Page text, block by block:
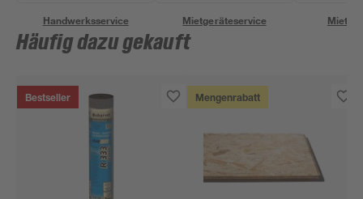
Handwerksservice Mietgeräteservice
Häufig dazu gekauft
Bestseller Mengenrabatt